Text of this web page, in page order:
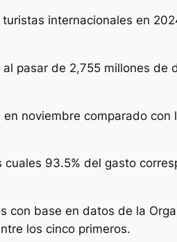
internacionales en
pasar de 2,755 millones de
noviembre comparado con
93.5% del gasto
con base en datos de la
los cinco primeros.